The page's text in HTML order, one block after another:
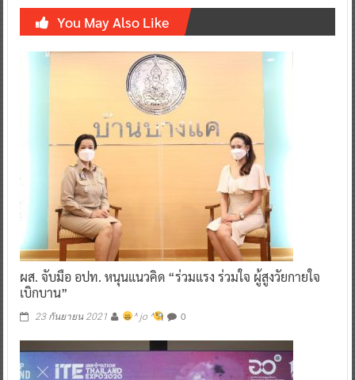
You May Also Like
ผส. จับมือ อปท. หนุนแนวคิด “ร่วมแรง ร่วมใจ ผู้สูงวัยกายใจ
เบิกบาน”
23 กันยายน 2021 ^ jo ^ 0